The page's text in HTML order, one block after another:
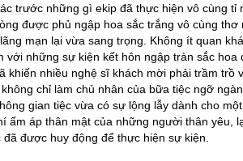
trước những gì ekip đã thực hiện vô cùng tỉ
được phủ ngập hoa sắc trắng vô cùng
mạn lại vừa sang trọng. Không ít quan
với những sự kiện kết hôn ngập tràn sắc
khiến nhiều nghệ sĩ khách mời phải trầm
không chỉ làm chủ nhân của bữa tiệc ngỡ
gian tiệc vừa có sự lộng lẫy dành cho
ấm áp thân mật của những người thân yêu,
đã được huy động để thực hiện sự kiện.